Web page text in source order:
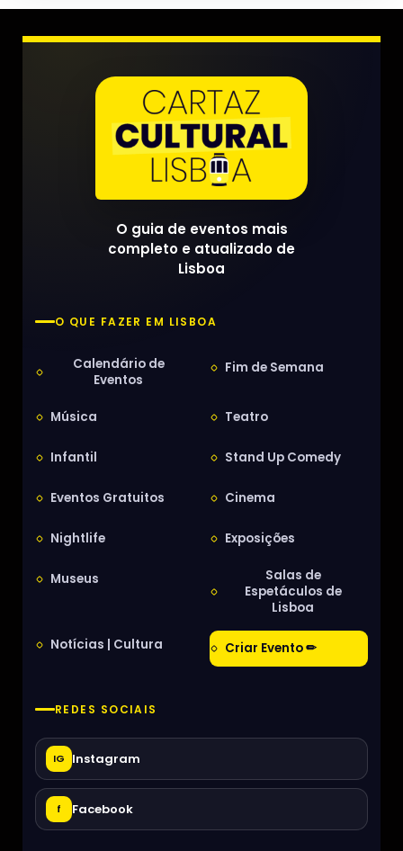
O guia de eventos mais
completo e atualizado de
Lisboa
O QUE FAZER EM LISBOA
Calendário de
Eventos
Fim de Semana
Música Teatro
Infantil Stand Up Comedy
Eventos Gratuitos Cinema
Nightlife Exposições
Museus
Salas de
Espetáculos de
Lisboa
Notícias | Cultura Criar Evento ✏
REDES SOCIAIS
IG Instagram
f Facebook